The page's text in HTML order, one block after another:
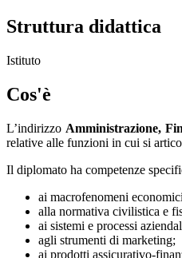
Struttura didattica
Istituto
Cos'è
L’indirizzo Amministrazione,
relative alle funzioni in cui si
Il diplomato ha competenze
ai macrofenomeni
alla normativa civilistica e
ai sistemi e processi
agli strumenti di marketing;
ai prodotti assicurativo-